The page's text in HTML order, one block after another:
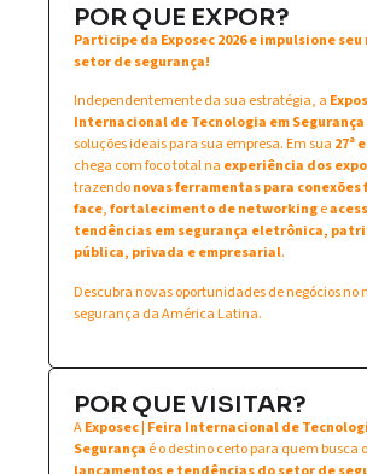
POR QUE EXPOR?
Participe da Exposec 2026 e impulsione
setor de segurança!
Independentemente da sua estratégia, a
Internacional de Tecnologia em Segurança
soluções ideais para sua empresa. Em sua 27ª
chega com foco total na experiência dos
trazendonovas ferramentas para conexões
face,fortalecimento de networkinge
tendências em segurança eletrônica,
pública, privada e empresarial.
Descubra novas oportunidades de negócios no
segurança da América Latina.
POR QUE VISITAR?
AExposec | Feira Internacional de
Segurança é o destino certo para quem busca